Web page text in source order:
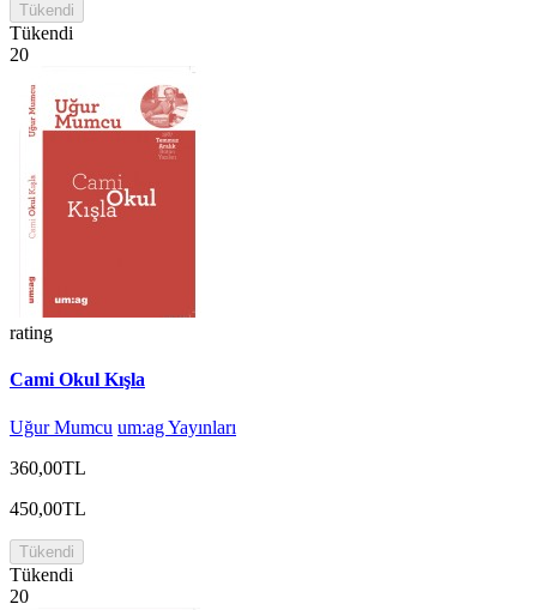
Tükendi
Tükendi
20
rating
Cami Okul Kışla
Uğur Mumcu um:ag Yayınları
360,00TL
450,00TL
Tükendi
Tükendi
20